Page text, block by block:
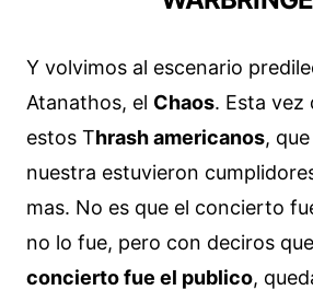
Y volvimos al escenario
Atanathos, el Chaos. Esta vez
estos Thrash americanos,
nuestra estuvieron
mas. No es que el concierto
no lo fue, pero con deciros que
concierto fue el publico,